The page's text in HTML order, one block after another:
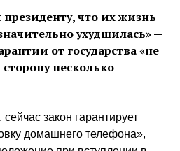
что их жизнь
ухудшилась» —
от государства «не
несколько
закон гарантирует
домашнего телефона»,